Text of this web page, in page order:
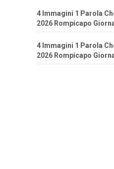
4 Immagini 1 Parola
2026 Rompicapo
4 Immagini 1 Parola
2026 Rompicapo